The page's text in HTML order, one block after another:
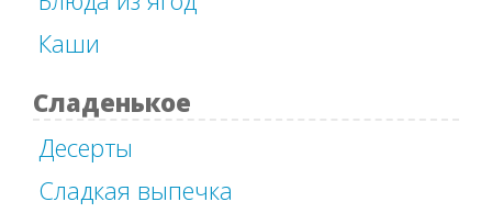
Каши
Сладенькое
Десерты
Сладкая выпечка